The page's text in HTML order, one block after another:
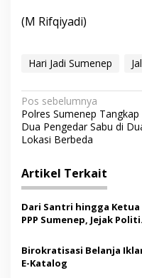
(M Rifqiyadi)
Hari Jadi Sumenep
N
a
v
i
g
a
s
i
p
Pos sebelumnya
Polres Sumenep Tangkap
Dua Pengedar Sabu di
Lokasi Berbeda
Artikel Terkait
Dari Santri hingga Ketua
PPP Sumenep, Jejak
Birokratisasi Belanja
E-Katalog